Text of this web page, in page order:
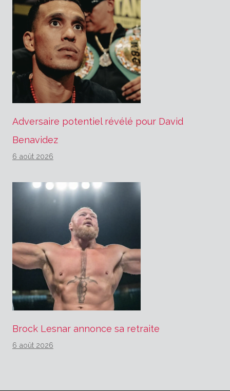
Adversaire potentiel révélé pour David
Benavidez
6 août 2026
Brock Lesnar annonce sa retraite
6 août 2026